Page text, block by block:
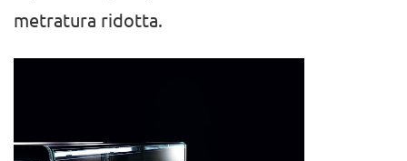
metratura ridotta.